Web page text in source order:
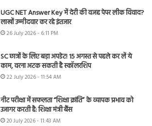
UGC NET Answer Key में देरी की वजह पेपर लीक विवाद?
लाखों उम्मीदवार कर रहे इंतजार
26 July 2026 - 6:11 PM
SC छात्रों के लिए बड़ा अपडेट! 15 अगस्त से पहले कर लें ये
काम, वरना अटक सकती है स्कॉलरशिप
22 July 2026 - 11:54 AM
नीट परीक्षा में सफलता “शिक्षा क्रांति” के व्यापक प्रभाव को
उजागर करती है: शिक्षा मंत्री बैंस
20 July 2026 - 11:43 AM